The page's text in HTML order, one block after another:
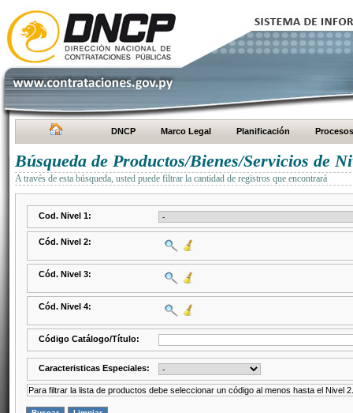
DNCP Marco Legal Planificación Procesos
Búsqueda de Productos/Bienes/Servicios de
A través de esta búsqueda, usted puede filtrar la cantidad de registros que encontrará
Cod. Nivel 1:
Cód. Nivel 2:
Cód. Nivel 3:
Cód. Nivel 4:
Código Catálogo/Título:
Caracteristicas Especiales:
Para filtrar la lista de productos debe seleccionar un código al menos hasta el Nivel 2.